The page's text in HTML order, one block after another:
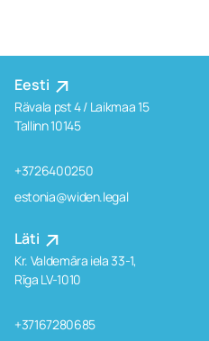
Eesti
Rävala pst 4 / Laikmaa 15
Tallinn 10145
+3726400250
estonia@widen.legal
Läti
Kr. Valdemāra iela 33-1,
Rīga LV-1010
+37167280685